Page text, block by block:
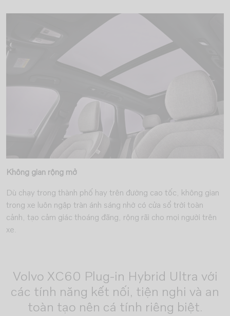
Không gian rộng mở
Dù chạy trong thành phố hay trên đường cao tốc, không gian
trong xe luôn ngập tràn ánh sáng nhờ có cửa sổ trời toàn
cảnh, tạo cảm giác thoáng đãng, rộng rãi cho mọi người trên
xe.
Volvo XC60 Plug-in Hybrid Ultra với
các tính năng kết nối, tiện nghi và an
toàn tạo nên cá tính riêng biệt.